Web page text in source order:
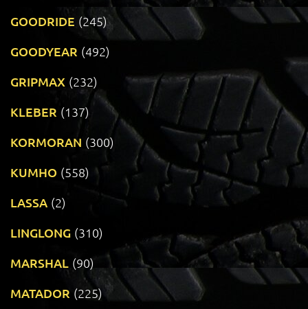
GOODRIDE (245)
GOODYEAR (492)
GRIPMAX (232)
KLEBER (137)
KORMORAN (300)
KUMHO (558)
LASSA (2)
LINGLONG (310)
MARSHAL (90)
MATADOR (225)